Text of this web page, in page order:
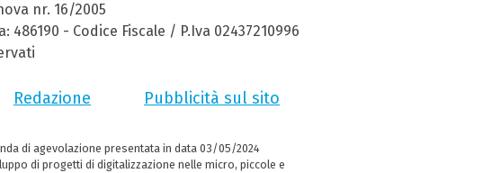
nr. 16/2005
- Codice Fiscale / P.Iva 02437210996
Redazione Pubblicità sul sito
di agevolazione presentata in data 03/05/2024
di progetti di digitalizzazione nelle micro, piccole e